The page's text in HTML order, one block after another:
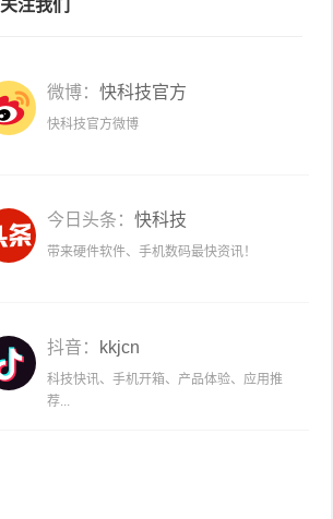
关注我们
微博： 快科技官方
快科技官方微博
今日头条： 快科技
带来硬件软件、手机数码最快资讯！
抖音： kkjcn
科技快讯、手机开箱、产品体验、应用推
荐...